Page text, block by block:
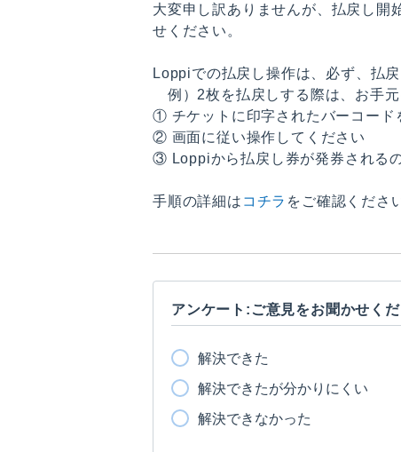
大変申し訳ありませんが、払戻し開
せください。
Loppiでの払戻し操作は、必ず、払
例）2枚を払戻しする際は、お手
① チケットに印字されたバーコード
② 画面に従い操作してください
③ Loppiから払戻し券が発券される
手順の詳細は コチラ をご確認くださ
アンケート:ご意見をお聞かせく
解決できた
解決できたが分かりにくい
解決できなかった